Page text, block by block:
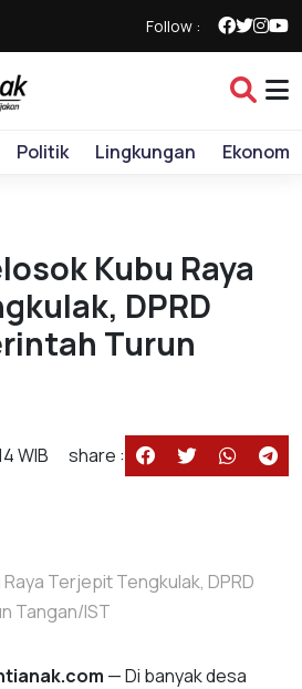
Follow :
Politik Lingkungan Ekonomi
Kubu Raya
DPRD
Turun
WIB share :
Terjepit Tengkulak, DPRD
Tangan/IST
— Di banyak desa